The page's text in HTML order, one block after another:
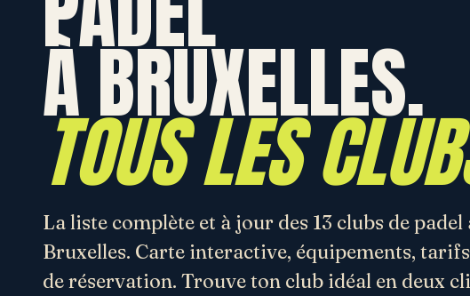
À BRUXELLES.
TOUS LES
La liste complète et à jour des 13 clubs de padel
Bruxelles. Carte interactive, équipements,
de réservation. Trouve ton club idéal en deux